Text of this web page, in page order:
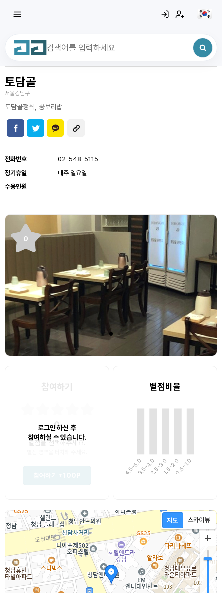
최근 검색어
토담골
서울강남구
토담골정식, 꽁보리밥
전화번호
02-548-5115
정기휴일
매주 일요일
수용인원
0
참여하기
0
별점을 선택해주세요.
로그인 하신 후
참여하실 수 있습니다.
별점비율
4.5~5.03.5~4.02.5~3.01.5~2.00.5~1.0